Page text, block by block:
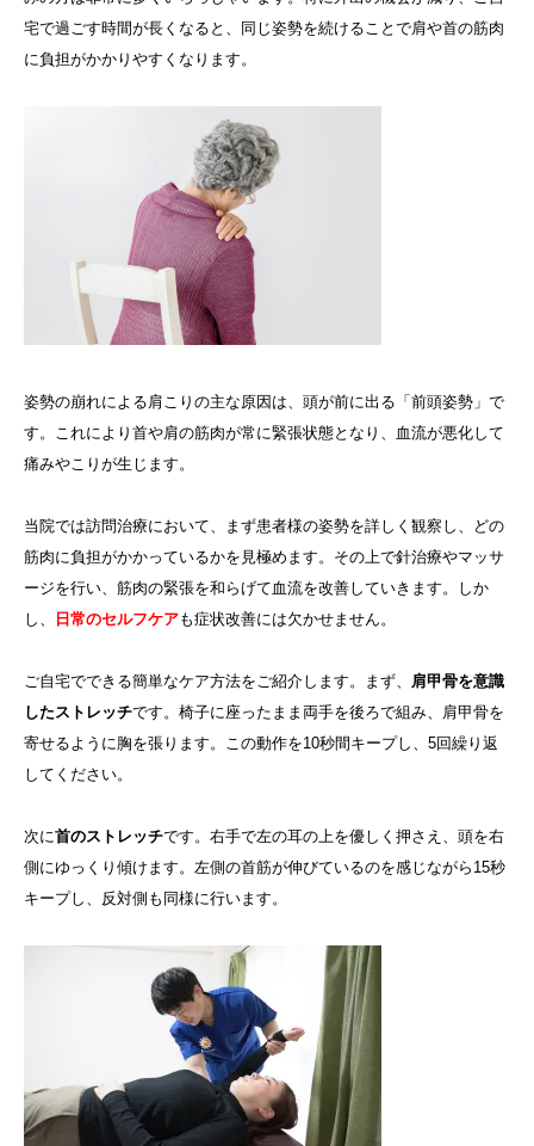
宅で過ごす時間が長くなると、同じ姿勢を続けることで肩や首の筋肉
に負担がかかりやすくなります。
姿勢の崩れによる肩こりの主な原因は、頭が前に出る「前頭姿勢」で
す。これにより首や肩の筋肉が常に緊張状態となり、血流が悪化して
痛みやこりが生じます。
当院では訪問治療において、まず患者様の姿勢を詳しく観察し、どの
筋肉に負担がかかっているかを見極めます。その上で針治療やマッサ
ージを行い、筋肉の緊張を和らげて血流を改善していきます。しか
し、
日常のセルフケアも症状改善には欠かせません。
ご自宅でできる簡単なケア方法をご紹介します。まず、 肩甲骨を意識
したストレッチです。椅子に座ったまま両手を後ろで組み、肩甲骨を
寄せるように胸を張ります。この動作を10秒間キープし、5回繰り返
してください。
次に首のストレッチです。右手で左の耳の上を優しく押さえ、頭を右
側にゆっくり傾けます。左側の首筋が伸びているのを感じながら15秒
キープし、反対側も同様に行います。